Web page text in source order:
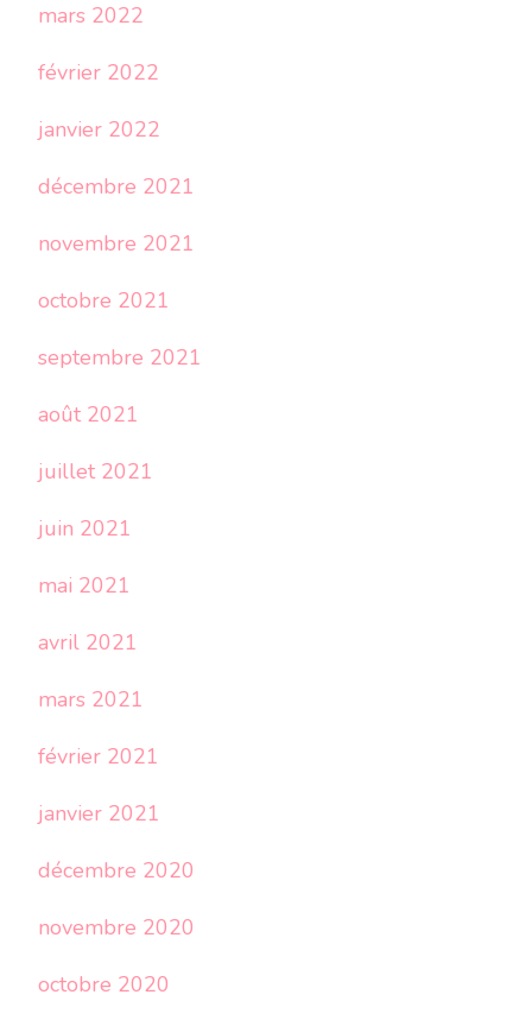
mars 2022
février 2022
janvier 2022
décembre 2021
novembre 2021
octobre 2021
septembre 2021
août 2021
juillet 2021
juin 2021
mai 2021
avril 2021
mars 2021
février 2021
janvier 2021
décembre 2020
novembre 2020
octobre 2020